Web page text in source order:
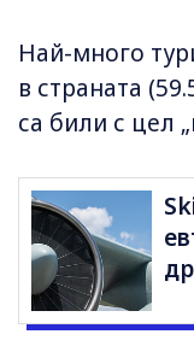
Най-много
в страната
са били с цел